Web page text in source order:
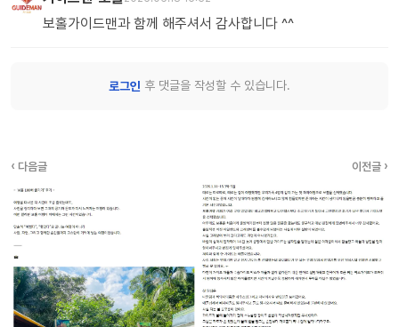
보홀가이드맨과 함께 해주셔서 감사합니다 ^^
로그인 후 댓글을 작성할 수 있습니다.
‹ 다음글 이전글 ›